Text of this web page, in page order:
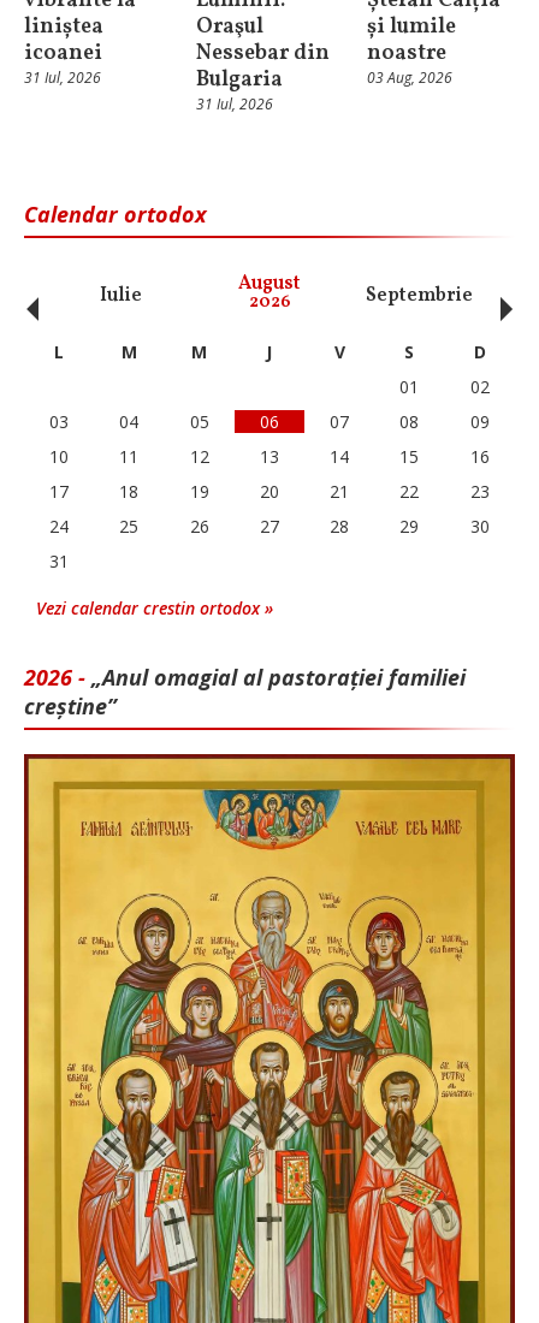
liniștea
icoanei
31 Iul, 2026
Oraşul
Nessebar din
Bulgaria
31 Iul, 2026
și lumile
noastre
03 Aug, 2026
Calendar ortodox
Iulie August
2026 Septembrie
‹ L M M J V S
D
01
02
03
04 05 06 07 08
09
10
11 12 13 14 15
16
17
18 19 20 21 22
23
24
25 26 27 28 29
30
31
Vezi calendar crestin ortodox »
2026 - „Anul omagial al pastorației familiei
creștine”